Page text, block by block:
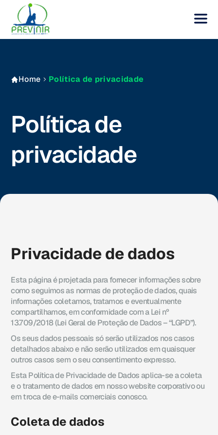
Home Política de privacidade
Política de
privacidade
Privacidade de dados
Esta página é projetada para fornecer informações sobre
como seguimos as normas de proteção de dados, quais
informações coletamos, tratamos e eventualmente
compartilhamos, em conformidade com a Lei nº
13.709/2018 (Lei Geral de Proteção de Dados – “LGPD”).
Os seus dados pessoais só serão utilizados nos casos
detalhados abaixo e não serão utilizados em quaisquer
outros casos sem o seu consentimento expresso.
Esta Política de Privacidade de Dados aplica-se a coleta
e o tratamento de dados em nosso website corporativo ou
em troca de e-mails comerciais conosco.
Coleta de dados